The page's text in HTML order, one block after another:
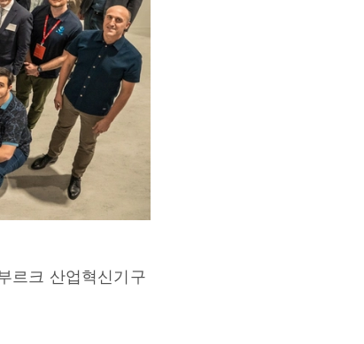
르크 산업혁신기구